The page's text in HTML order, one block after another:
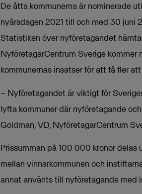
De åtta kommunerna är nominerade
nyårsdagen 2021 till och med 30 juni
Statistiken över nyföretagandet
NyföretagarCentrum Sverige kommer
kommunernas insatser för att få fler
– Nyföretagandet är viktigt för
lyfta kommuner där nyföretagande
Goldman, VD, NyföretagarCentrum
Prissumman på 100 000 kronor
mellan vinnarkommunen och
annat använts till nyföretagande med